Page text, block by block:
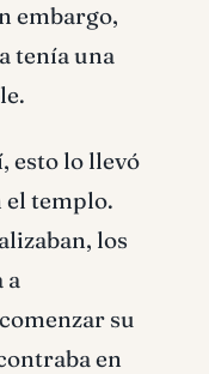
embargo,
tenía una
esto lo llevó
el templo.
los
a
su
en